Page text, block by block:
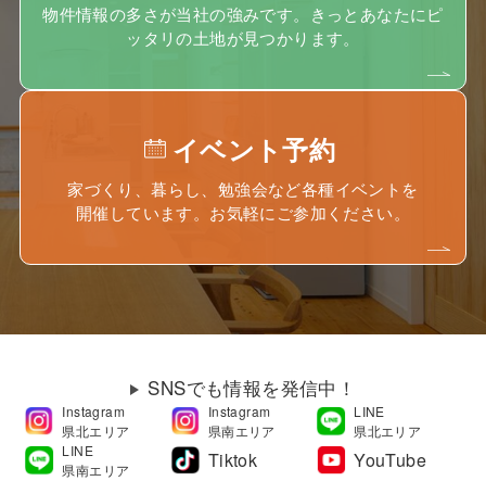
物件情報の多さが当社の強みです。きっとあなたにピ
ッタリの土地が見つかります。
イベント予約
家づくり、暮らし、勉強会など各種イベントを
開催しています。お気軽にご参加ください。
SNSでも情報を発信中！
Instagram
県北エリア
Instagram
県南エリア
LINE
県北エリア
LINE
県南エリア
Tiktok YouTube